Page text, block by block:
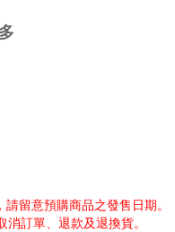
留意預購商品之發售日期。
訂單、退款及退換貨。